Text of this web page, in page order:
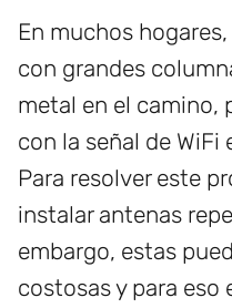
En muchos
con grandes
metal en el camino,
con la señal de
Para resolver este
instalar antenas
embargo, estas
costosas y para eso